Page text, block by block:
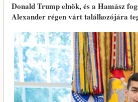
Donald Trump elnök, és a Hamász
Alexander régen várt találkozójára